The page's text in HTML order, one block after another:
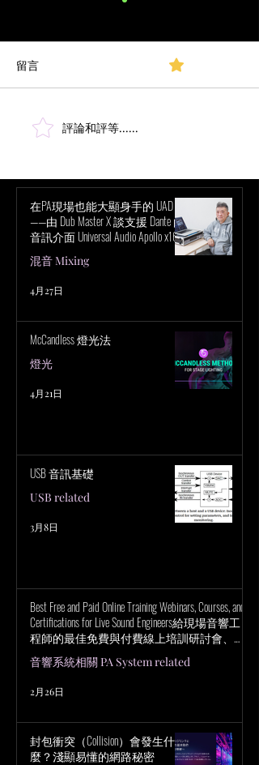
超越立體聲混音：深入探
留言
評論和評等......
在PA現場也能大顯身手的 UAD！
——由 Dub Master X 談支援 Dante 的
音訊介面 Universal Audio Apollo x16D
的魅力
混音 Mixing
4月27日
McCandless 燈光法
燈光
4月21日
USB 音訊基礎
USB related
3月8日
Best Free and Paid Online Training Webinars, Courses, and
Certifications for Live Sound Engineers給現場音響工
程師的最佳免費與付費線上培訓研討會、課
程與認證
音響系統相關 PA System related
2月26日
封包衝突（Collision）會發生什
麼？淺顯易懂的網路秘密